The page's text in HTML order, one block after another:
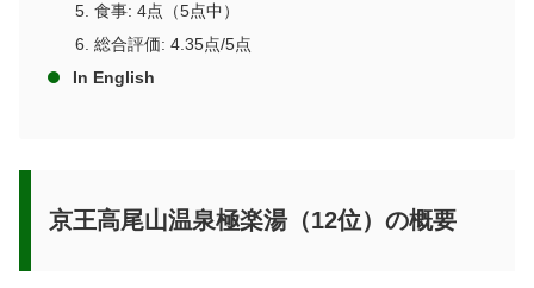
食事: 4点（5点中）
総合評価: 4.35点/5点
In English
京王高尾山温泉極楽湯（12位）の概要